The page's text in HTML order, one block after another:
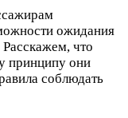
ожидания
что
принципу они
соблюдать